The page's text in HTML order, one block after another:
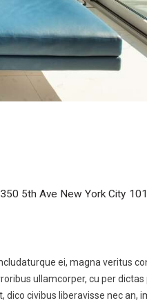
350 5th Ave New York City
ei, magna veritus
ullamcorper, cu per
civibus liberavisse nec an,